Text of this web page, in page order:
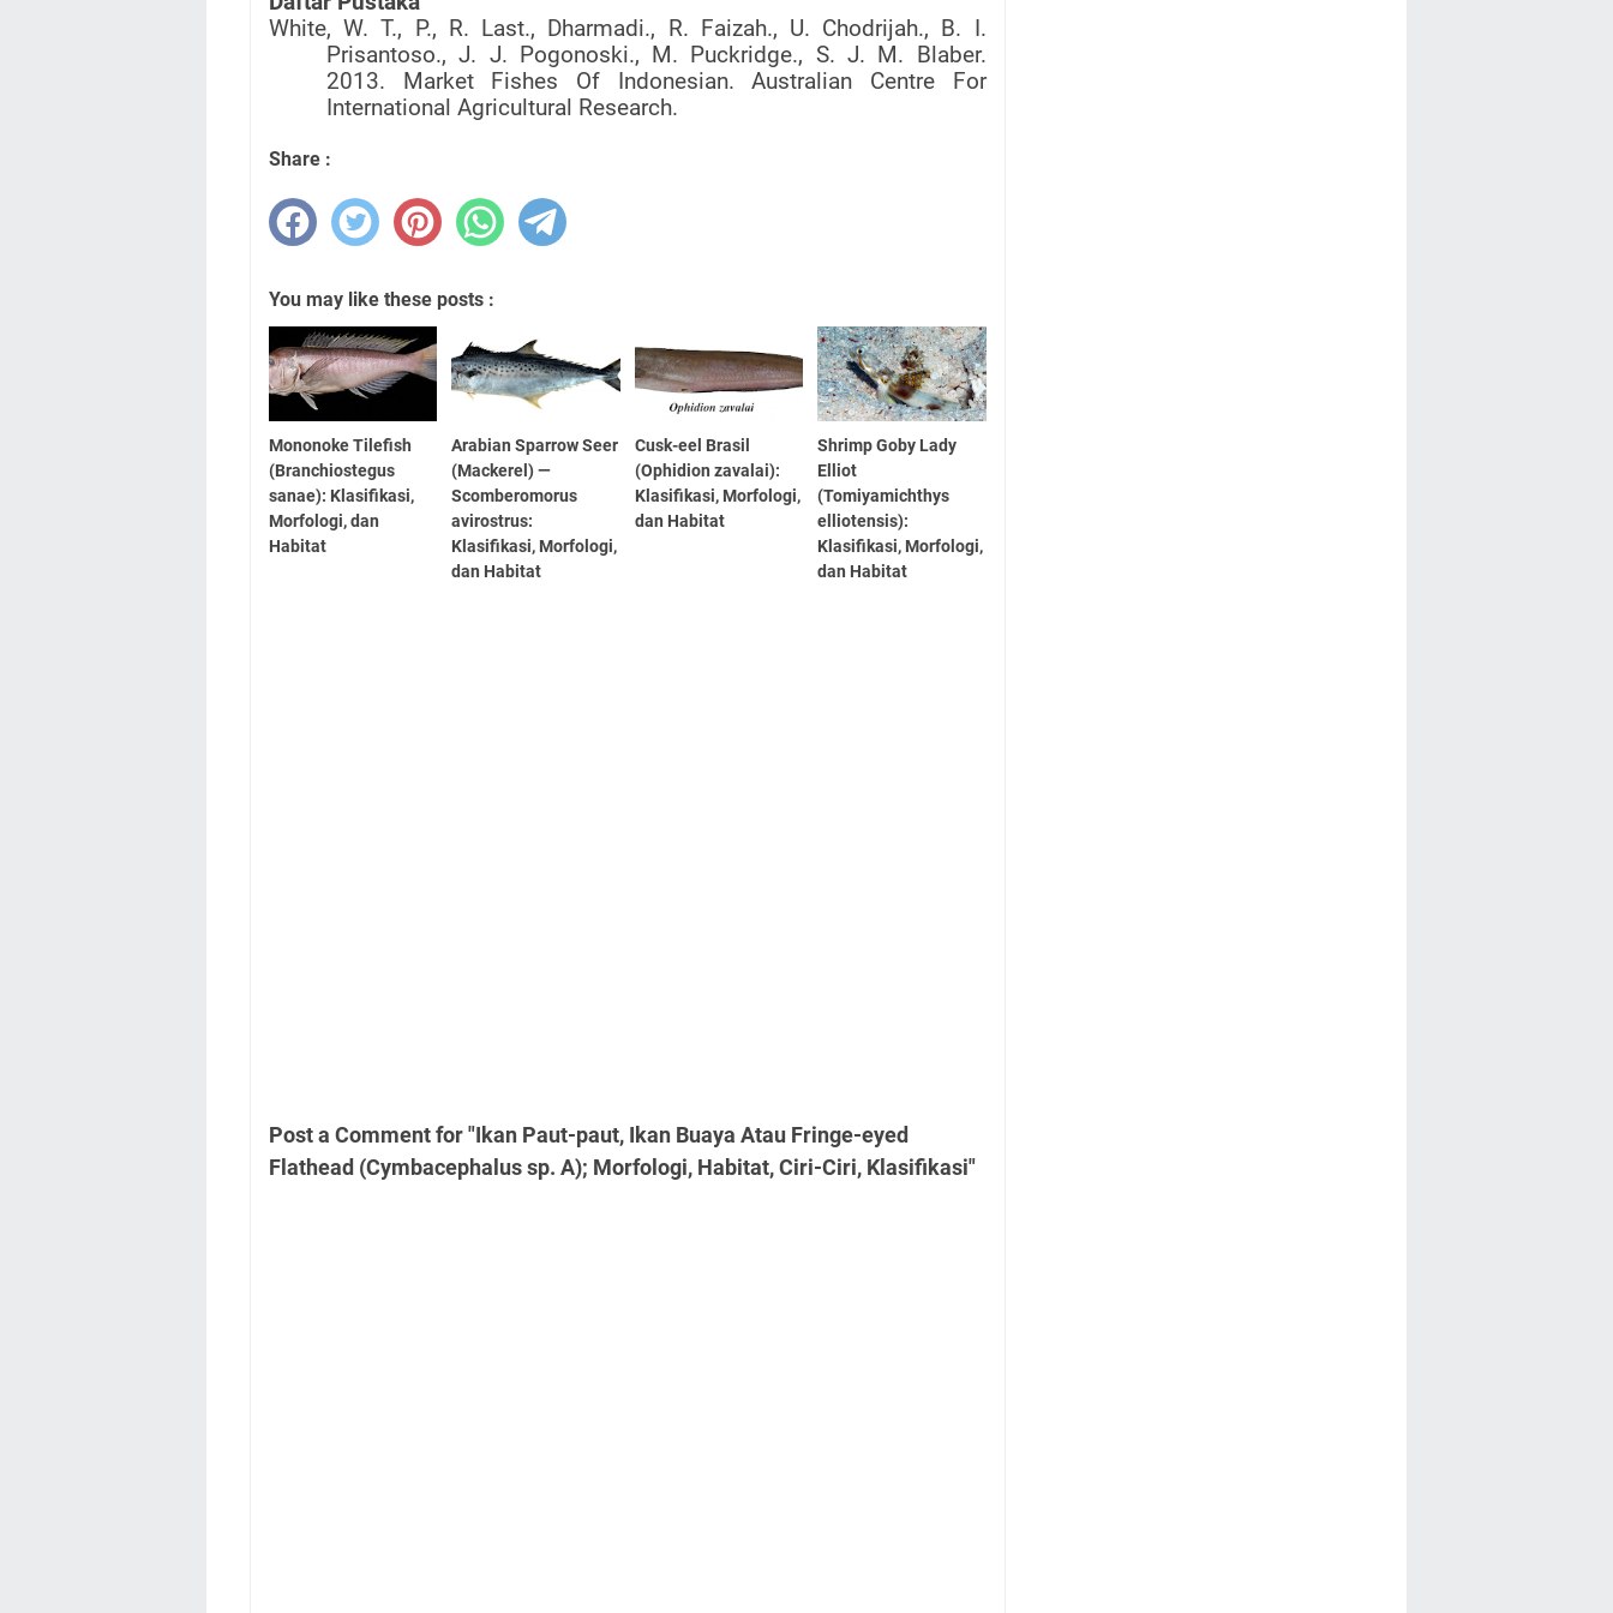
White, W. T., P., R. Last., Dharmadi., R. Faizah., U. Chodrijah., B. I.
Prisantoso., J. J. Pogonoski., M. Puckridge., S. J. M. Blaber.
2013. Market Fishes Of Indonesian. Australian Centre For
International Agricultural Research.
Share :
You may like these posts :
Mononoke Tilefish
(Branchiostegus
sanae): Klasifikasi,
Morfologi, dan
Habitat
Arabian Sparrow Seer
(Mackerel) —
Scomberomorus
avirostrus:
Klasifikasi, Morfologi,
dan Habitat
Cusk-eel Brasil
(Ophidion zavalai):
Klasifikasi, Morfologi,
dan Habitat
Shrimp Goby Lady
Elliot
(Tomiyamichthys
elliotensis):
Klasifikasi, Morfologi,
dan Habitat
Post a Comment for "Ikan Paut-paut, Ikan Buaya Atau Fringe-eyed
Flathead (Cymbacephalus sp. A); Morfologi, Habitat, Ciri-Ciri, Klasifikasi"